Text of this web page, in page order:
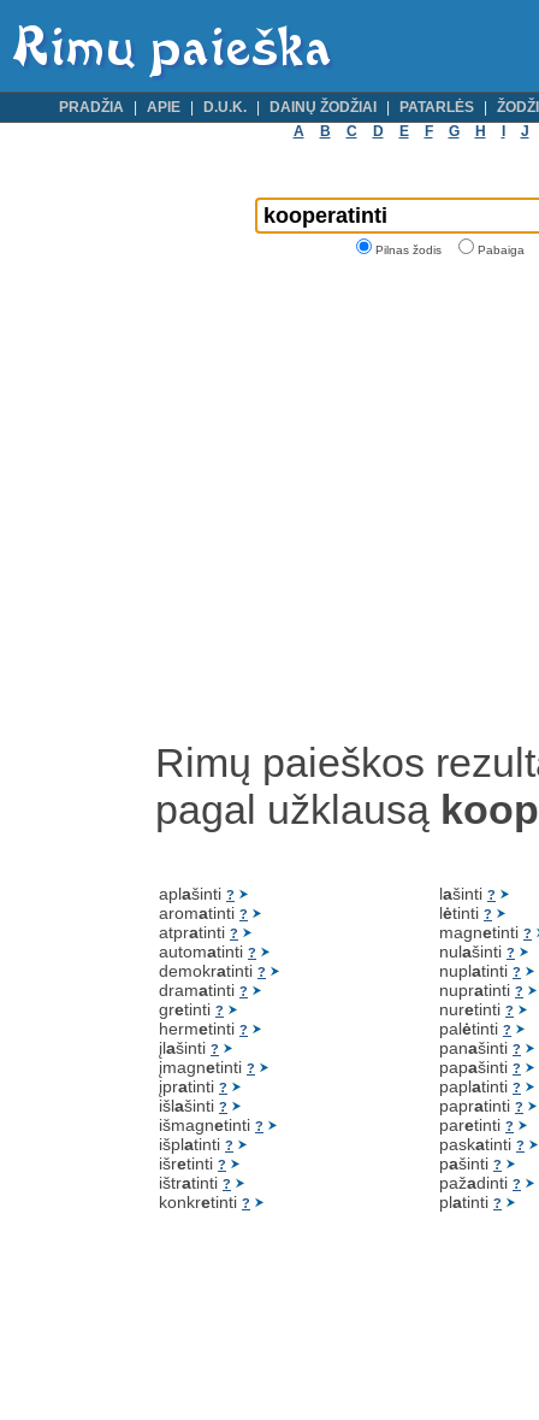
PRADŽIA APIE D.U.K. DAINŲ ŽODŽIAI PATARLĖS
A
B C D E F G H J
Pilnas žodis Pabaiga
Rimų paieškos
pagal užklausą
aplašinti ?
aromatinti ?
atpratinti ?
automatinti ?
demokratinti ?
dramatinti ?
gretinti ?
hermetinti ?
įlašinti ?
įmagnetinti ?
įpratinti ?
išlašinti ?
išmagnetinti ?
išplatinti ?
išretinti ?
ištratinti ?
konkretinti ?
lašinti ?
lėtinti ?
magnetinti ?
nulašinti ?
nuplatinti ?
nupratinti ?
nuretinti ?
palėtinti ?
panašinti ?
papašinti ?
paplatinti ?
papratinti ?
paretinti ?
paskatinti ?
pašinti ?
pažadinti ?
platinti ?